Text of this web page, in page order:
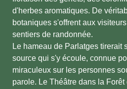
d'herbes aromatiques. De
botaniques s'offrent aux
sentiers de randonnée.
Le hameau de Parlatges tirerait
source qui s'y écoule, connue
miraculeux sur les personnes
parole. Le Théâtre dans la